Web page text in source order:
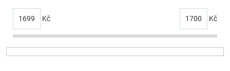
1699 Kč 1700 Kč
d
u